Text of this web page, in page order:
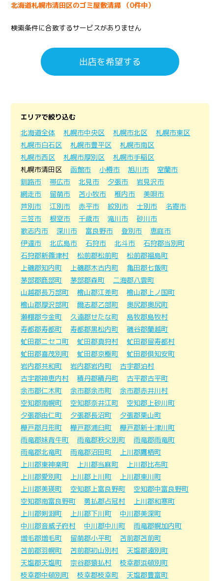
北海道札幌市清田区のゴミ屋敷清掃 （0件中）
検索条件に合致するサービスがありません
出店を希望する
エリアで絞り込む
北海道全体
札幌市中央区 札幌市北区
札幌市東区
札幌市白石区
札幌市豊平区
札幌市南区
札幌市西区
札幌市厚別区
札幌市手稲区
札幌市清田区
函館市 小樽市 旭川市
室蘭市
釧路市
帯広市 北見市 夕張市
岩見沢市
網走市
留萌市 苫小牧市 稚内市
美唄市
芦別市
江別市 赤平市 紋別市 士別市
名寄市
三笠市
根室市 千歳市 滝川市
砂川市
歌志内市
深川市 富良野市 登別市
恵庭市
伊達市
北広島市 石狩市 北斗市
石狩郡当別町
石狩郡新篠津村
松前郡松前町
松前郡福島町
上磯郡知内町
上磯郡木古内町
亀田郡七飯町
茅部郡鹿部町
茅部郡森町
二海郡八雲町
山越郡長万部町
檜山郡江差町
檜山郡上ノ国町
檜山郡厚沢部町
爾志郡乙部町
奥尻郡奥尻町
瀬棚郡今金町
久遠郡せたな町
島牧郡島牧村
寿都郡寿都町
寿都郡黒松内町
磯谷郡蘭越町
虻田郡ニセコ町
虻田郡真狩村
虻田郡留寿都村
虻田郡喜茂別町
虻田郡京極町
虻田郡倶知安町
岩内郡共和町
岩内郡岩内町
古宇郡泊村
古宇郡神恵内村
積丹郡積丹町
古平郡古平町
余市郡仁木町
余市郡余市町
余市郡赤井川村
空知郡南幌町
空知郡奈井江町
空知郡上砂川町
夕張郡由仁町
夕張郡長沼町
夕張郡栗山町
樺戸郡月形町
樺戸郡浦臼町
樺戸郡新十津川町
雨竜郡妹背牛町
雨竜郡秩父別町
雨竜郡雨竜町
雨竜郡北竜町
雨竜郡沼田町
上川郡鷹栖町
上川郡東神楽町
上川郡当麻町
上川郡比布町
上川郡愛別町
上川郡上川町
上川郡東川町
上川郡美瑛町
空知郡上富良野町
空知郡中富良野町
空知郡南富良野町
勇払郡占冠村
上川郡和寒町
上川郡剣淵町
上川郡下川町
中川郡美深町
中川郡音威子府村
中川郡中川町
雨竜郡幌加内町
増毛郡増毛町
留萌郡小平町
苫前郡苫前町
苫前郡羽幌町
苫前郡初山別村
天塩郡遠別町
天塩郡天塩町
宗谷郡猿払村
枝幸郡浜頓別町
枝幸郡中頓別町
枝幸郡枝幸町
天塩郡豊富町